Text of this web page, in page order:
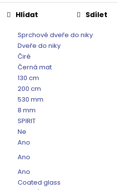
Sprchové dveře do niky
Dveře do niky
Čiré
Černá mat
130 cm
200 cm
530 mm
8 mm
SPIRIT
Ne
Ano
Ano
Ano
Coated glass
Hlídat Sdílet